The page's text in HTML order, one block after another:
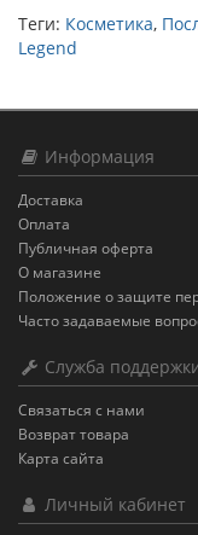
Теги: Косметика,
Legend
Информация
Доставка
Оплата
Публичная оферта
О магазине
Положение о защите
Часто задаваемые
Служба
Связаться с нами
Возврат товара
Карта сайта
Личный кабинет